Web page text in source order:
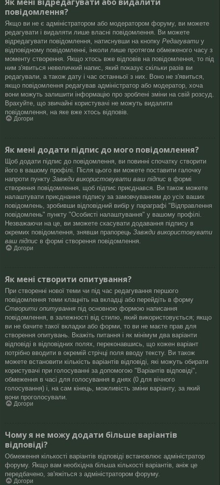
повідомлення?
Якщо ви не є адміністратором або модератором форуму, ви можете
редагувати і видаляти лише власні повідомлення. Ви можете
відредагувати повідомлення, натиснувши на кнопку Редагувати у
відповідному повідомленні, інколи лише протягом обмеженого часу з
моменту створення. Якщо хтось вже відповів на повідомлення, то під
ним з'явиться невеличкий напис, який показує скільки разів ви
редагували, а також дату і час останньої з них. Воно не з'явиться,
якщо повідомлення редагував адміністратор або модератор, хоча
вони можуть залишити інформацію про зроблені зміни на свій розсуд.
Врахуйте, що звичайні користувачі не можуть видалити
повідомлення, на яке вже хтось відповів.
Догори
Як мені додати підпис до мого повідомлення?
Щоб додати підпис до повідомлення, ви повинні спочатку створити
його в вашому профілі. Після цього ви можете поставити галочку
напроти пункту Завжди використовувати ваш підпис в формі
створення повідомлення, щоб підпис приєднався. Ви також можете
налаштувати приєднання підпису за замовчуванням до усіх ваших
повідомлень, зробивши відповідний вибір у параграфі "Відправлення
повідомлень" пункту "Особисті налаштування" у вашому профілі.
Незважаючи на це, ви зможете скасувати додавання підпису в
окремих повідомлення, знявши прапорець Завжди використовувати
ваш підпис в формі створення повідомлення.
Догори
Як мені створити опитування?
При створенні нової теми чи під час редагування першого
повідомлення теми клацніть на вкладці або перейдіть в форму
Створити опитування під основною формою написання
повідомлення, в залежності від стилю, який використовується; якщо
ви не бачите такої вкладки або форми, то ви не маєте прав для
створення опитувань. Вкажіть питання і як мінімум два варіанти
відповіді в відповідних полях, переконавшись, що кожен варіант
потрібно вводити в окремій стрічці поля вводу тексту. Ви також
можете встановити кількість варіантів відповіді, які можуть обирати
користувачі при голосуванні за допомогою "Варіантів відповіді",
обмеження в часі для голосування в днях (0 для вічного
голосування) і, на сам кінець, можливість зміни варіанту, за який
вони проголосували.
Догори
Чому я не можу додати більше варіантів
відповіді?
Обмеження кількості варіантів відповіді встановлює адміністратор
форуму. Якщо вам необхідна більша кількості варіантів, аніж це
передбачено, зв'яжіться з адміністратором форуму.
Догори